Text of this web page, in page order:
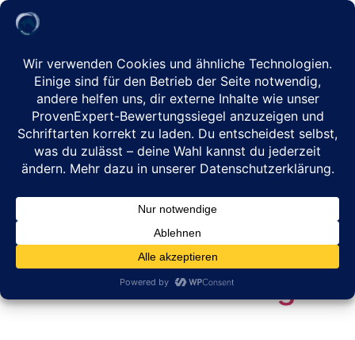
Under Construction!
Hier wird gerade
gearbeitet.
Zur Terminbuchung
gehe zuReitsimulator
– Reiten in Balance –
Terminbuchung